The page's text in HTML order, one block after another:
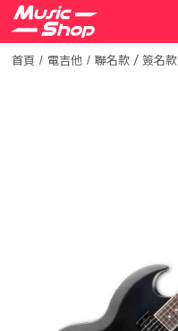
首頁 電吉他 聯名款 / 簽名款